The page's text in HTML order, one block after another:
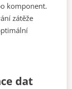
komponent.
zátěže
dat